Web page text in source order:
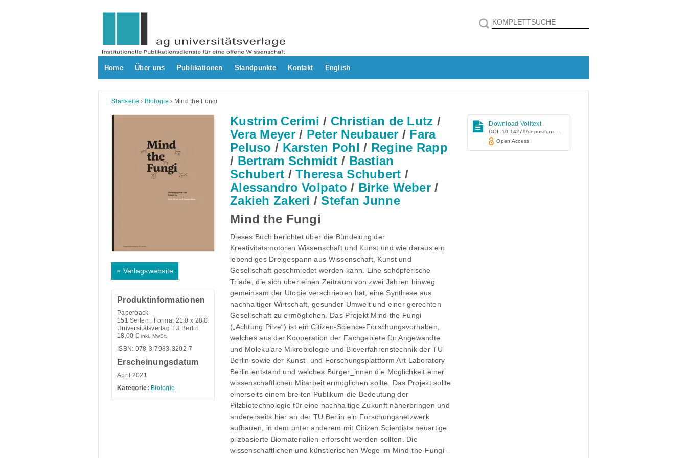
Home Über uns Publikationen Standpunkte Kontakt English
Startseite › Biologie › Mind the Fungi
Kustrim Cerimi / Christian de Lutz /
Vera Meyer/ Peter Neubauer / Fara
Peluso / Karsten Pohl / Regine Rapp
/ Bertram Schmidt / Bastian
Schubert /Theresa Schubert /
Alessandro Volpato / Birke Weber/
Zakieh Zakeri /Stefan Junne
Mind the Fungi
Dieses Buch berichtet über die Bündelung der
Kreativitätsmotoren Wissenschaft und Kunst und wie daraus ein
lebendiges Dreigespann aus Wissenschaft, Kunst und
Gesellschaft geschmiedet werden kann. Eine schöpferische
Triade, die sich über einen Zeitraum von zwei Jahren hinweg
gemeinsam der Utopie verschrieben hat, eine Synthese aus
nachhaltiger Wirtschaft, gesunder Umwelt und einer gerechten
Gesellschaft zu ermöglichen. Das Projekt Mind the Fungi
(„Achtung Pilze“) ist ein Citizen-Science-Forschungsvorhaben,
welches aus der Kooperation der Fachgebiete für Angewandte
und Molekulare Mikrobiologie und Bioverfahrenstechnik der TU
Berlin sowie der Kunst- und Forschungsplattform Art Laboratory
Berlin entstand und welches Bürger_innen die Möglichkeit einer
wissenschaftlichen Mitarbeit ermöglichen sollte. Das Projekt sollte
einerseits einem breiten Publikum die Bedeutung der
Pilzbiotechnologie für eine nachhaltige Zukunft näherbringen und
andererseits hier an der TU Berlin ein Forschungsnetzwerk
aufbauen, in dem unter anderem mit Citizen Scientists neuartige
pilzbasierte Biomaterialien erforscht werden sollten. Die
wissenschaftlichen und künstlerischen Wege im Mind-the-Fungi-
» Verlagswebsite
Produktinformationen
Paperback
151 Seiten , Format 21,0 x 28,0
Universitätsverlag TU Berlin
18,00 € inkl. MwSt.
ISBN: 978-3-7983-3202-7
Erscheinungsdatum
April 2021
Kategorie: Biologie
Download Volltext
DOI: 10.14279/depositonce-10350
Open Access